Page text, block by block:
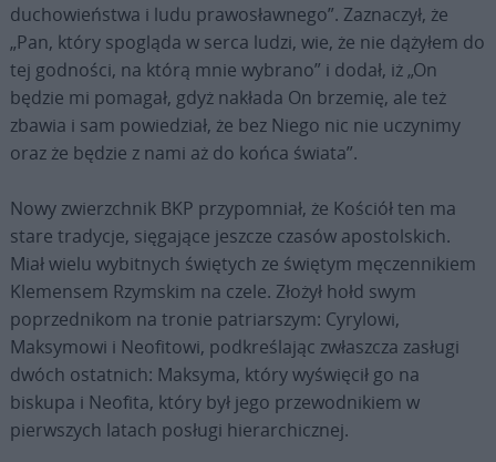
duchowieństwa i ludu prawosławnego”. Zaznaczył, że
„Pan, który spogląda w serca ludzi, wie, że nie dążyłem do
tej godności, na którą mnie wybrano” i dodał, iż „On
będzie mi pomagał, gdyż nakłada On brzemię, ale też
zbawia i sam powiedział, że bez Niego nic nie uczynimy
oraz że będzie z nami aż do końca świata”.
Nowy zwierzchnik BKP przypomniał, że Kościół ten ma
stare tradycje, sięgające jeszcze czasów apostolskich.
Miał wielu wybitnych świętych ze świętym męczennikiem
Klemensem Rzymskim na czele. Złożył hołd swym
poprzednikom na tronie patriarszym: Cyrylowi,
Maksymowi i Neofitowi, podkreślając zwłaszcza zasługi
dwóch ostatnich: Maksyma, który wyświęcił go na
biskupa i Neofita, który był jego przewodnikiem w
pierwszych latach posługi hierarchicznej.